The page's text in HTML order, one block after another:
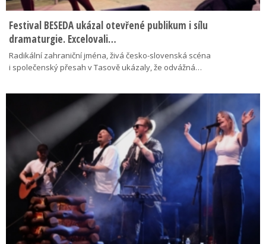
Festival BESEDA ukázal otevřené publikum i sílu
dramaturgie. Excelovali…
Radikální zahraniční jména, živá česko-slovenská scéna
i společenský přesah v Tasově ukázaly, že odvážná…